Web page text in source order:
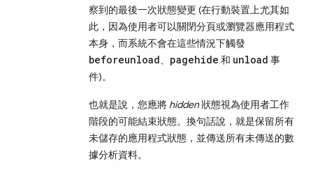
察到的最後一次狀態變更 (在行動裝置上尤其如
此，因為使用者可以關閉分頁或瀏覽器應用程式
本身，而系統不會在這些情況下觸發
beforeunload、 pagehide 和 unload 事
件)。
也就是說，您應將 hidden狀態視為使用者工作
階段的可能結束狀態。換句話說，就是保留所有
未儲存的應用程式狀態，並傳送所有未傳送的數
據分析資料。